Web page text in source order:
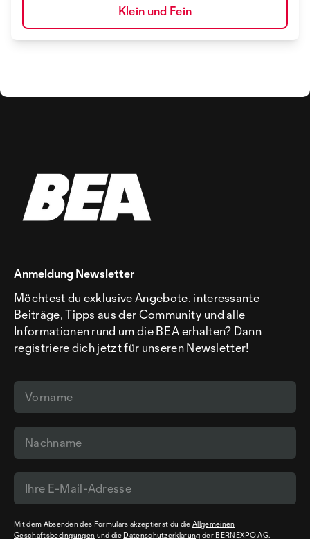
Klein und Fein
Anmeldung Newsletter
Möchtest du exklusive Angebote, interessante
Beiträge, Tipps aus der Community und alle
Informationen rund um die BEA erhalten? Dann
registriere dich jetzt für unseren Newsletter!
Mit dem Absenden des Formulars akzeptierst du dieAllgemeinen
Geschäftsbedingungen und die Datenschutzerklärung der BERNEXPO AG.